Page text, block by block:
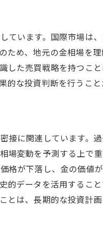
が大府市の金価格にど
候が金相場に及ぼす影響
要因と金市場の関係性
金相場の地域的特異性
る金相場最新情報で売却
相場データを活用する
金売却の最適なタイミ
報を駆使した利益最大化
が大府市の金取引に及ぼ
います。国際市場は
め、地元の金相場を
した売買戦略を持つこ
な投資判断を行うこと
接に関連しています。
変動を予測する上で
格が下落し、金の価値
的データを活用するこ
は、長期的な投資計